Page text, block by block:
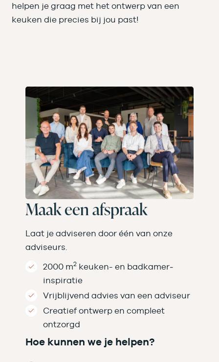
helpen je graag met het ontwerp van een
keuken die precies bij jou past!
Maak een afspraak
Laat je adviseren door één van onze
adviseurs.
2000 m2 keuken- en badkamer­
inspiratie
Vrijblijvend advies van een adviseur
Creatief ontwerp en compleet
ontzorgd
Hoe kunnen we je helpen?